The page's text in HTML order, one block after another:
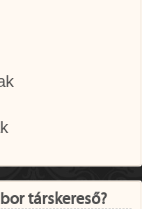
társkereső?